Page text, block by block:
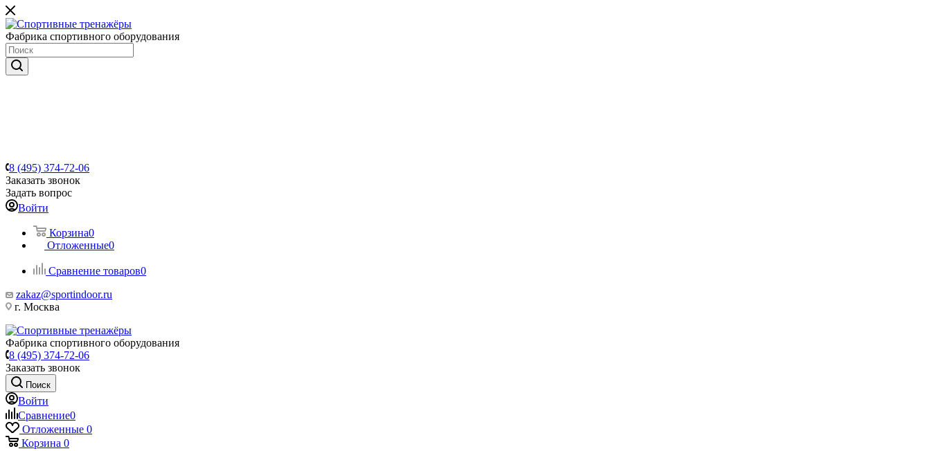
Фабрика спортивного оборудования
8 (495) 374-72-06
Заказать звонок
Задать вопрос
Войти
Корзина0
Отложенные0
Сравнение товаров0
zakaz@sportindoor.ru
г. Москва
Фабрика спортивного оборудования
8 (495) 374-72-06
Заказать звонок
Поиск
Войти
Сравнение0
Отложенные 0
Корзина 0